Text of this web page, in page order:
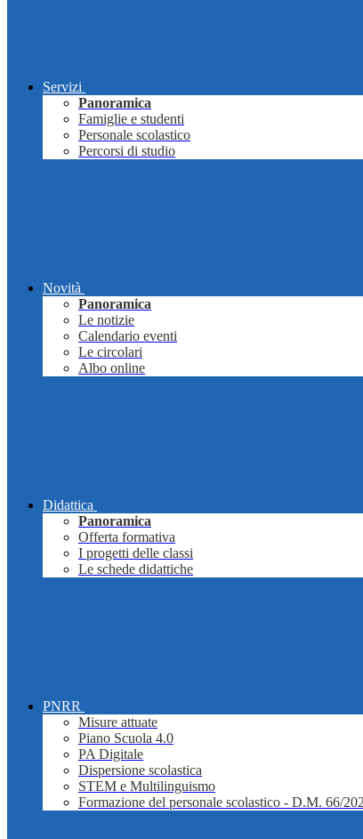
Servizi
Panoramica
Famiglie e studenti
Personale scolastico
Percorsi di studio
Novità
Panoramica
Le notizie
Calendario eventi
Le circolari
Albo online
Didattica
Panoramica
Offerta formativa
I progetti delle classi
Le schede didattiche
PNRR
Misure attuate
Piano Scuola 4.0
PA Digitale
Dispersione scolastica
STEM e Multilinguismo
Formazione del personale scolastico - D.M. 66/